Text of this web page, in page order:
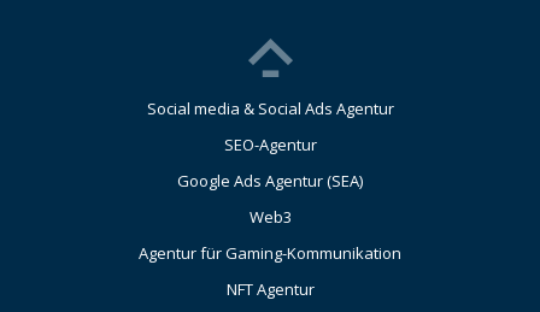
Social media & Social Ads Agentur
SEO-Agentur
Google Ads Agentur (SEA)
Web3
Agentur für Gaming-Kommunikation
NFT Agentur